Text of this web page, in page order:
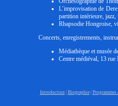
L’improvisation de
partition intérieure,
Rhapsodie Hongroise,
Concerts, enregistrements,
Médiathèque et musée
Centre médiéval, 13
Introduction| Biographie| Programmes